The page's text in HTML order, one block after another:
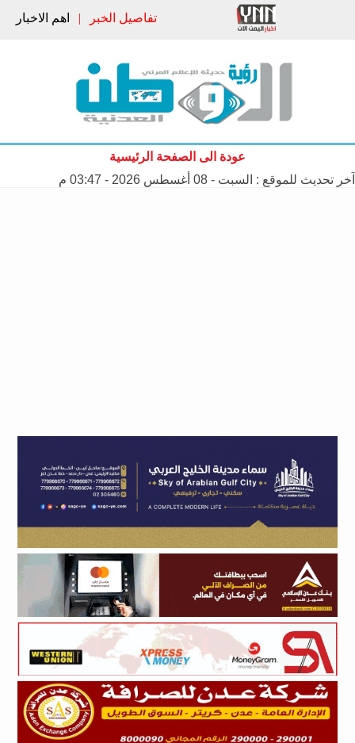
تفاصيل الخبر | اهم الاخبار